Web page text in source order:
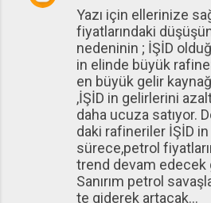
Yazı için ellerinize
fiyatlarındaki
nedeninin ; İŞİD
in elinde büyük
en büyük gelir
,İŞİD in gelirlerini
daha ucuza satıyor.
daki rafineriler İŞİD in
sürece,petrol
trend devam edecek
Sanırım petrol
te giderek artacak...